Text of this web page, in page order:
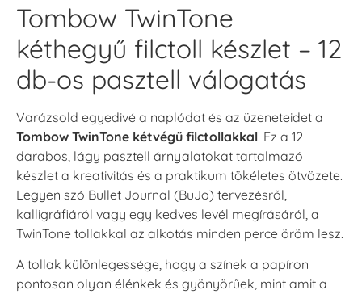
Tombow TwinTone
kéthegyű filctoll készlet – 12
db-os pasztell válogatás
Varázsold egyedivé a naplódat és az üzeneteidet a
Tombow TwinTone kétvégű filctollakkal! Ez a 12
darabos, lágy pasztell árnyalatokat tartalmazó
készlet a kreativitás és a praktikum tökéletes ötvözete.
Legyen szó Bullet Journal (BuJo) tervezésről,
kalligráfiáról vagy egy kedves levél megírásáról, a
TwinTone tollakkal az alkotás minden perce öröm lesz.
A tollak különlegessége, hogy a színek a papíron
pontosan olyan élénkek és gyönyörűek, mint amit a